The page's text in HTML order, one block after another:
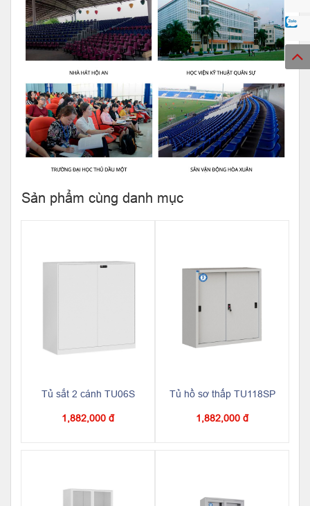
Sản phẩm cùng danh mục
Tủ sắt 2 cánh TU06S
1,882,000 đ
Tủ hồ sơ thấp TU118SP
1,882,000 đ